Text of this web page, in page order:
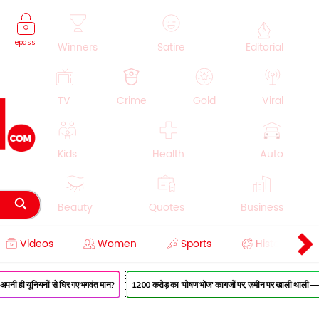
epass Winners Satire Editorial
TV Crime Gold Viral
Kids Health Auto
Beauty Quotes Business
Videos Women Sports History
यूनियनों से घिर गए भगवंत मान? ₹1200 करोड़ का 'पोषण भोज' कागजों पर, ज़मीन पर खाली थाली —